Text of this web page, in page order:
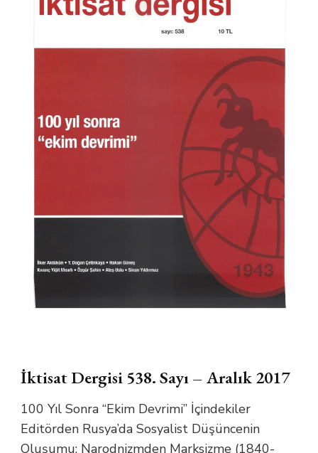
İktisat Dergisi 538. Sayı – Aralık 2017
100 Yıl Sonra “Ekim Devrimi” İçindekiler
Editörden Rusya’da Sosyalist Düşüncenin
Oluşumu: Narodnizmden Marksizme (1840-